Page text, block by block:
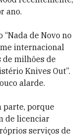
ano.
“Nada de Novo no
internacional
de milhões de
Knives Out”.
alarde.
parte, porque
de licenciar
serviços de